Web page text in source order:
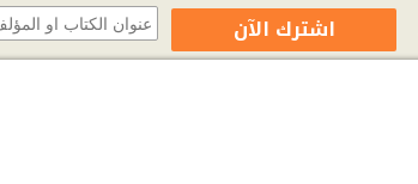
اشترك الآن